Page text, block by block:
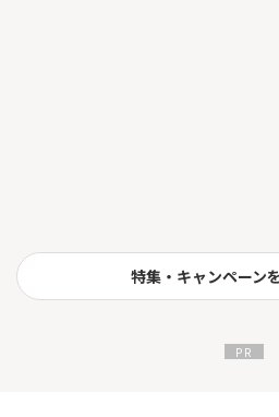
特集・キャンペーン